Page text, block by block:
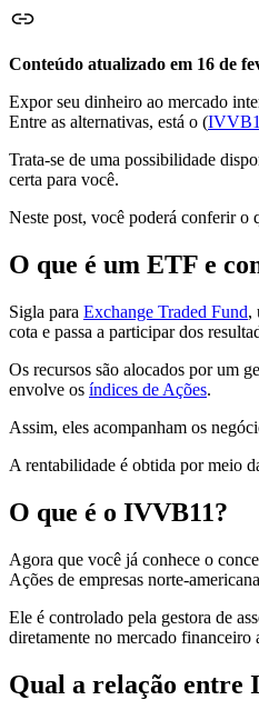
Conteúdo atualizado em 16 de
Expor seu dinheiro ao mercado
Entre as alternativas, está o (
Trata-se de uma possibilidade
certa para você.
Neste post, você poderá conferir o
O que é um ETF e
Sigla para Exchange Traded Fund,
cota e passa a participar dos
Os recursos são alocados por um
envolve os índices de Ações.
Assim, eles acompanham os
A rentabilidade é obtida por meio
O que é o IVVB11?
Agora que você já conhece o
Ações de empresas norte-
Ele é controlado pela gestora de
diretamente no mercado financeiro
Qual a relação entre